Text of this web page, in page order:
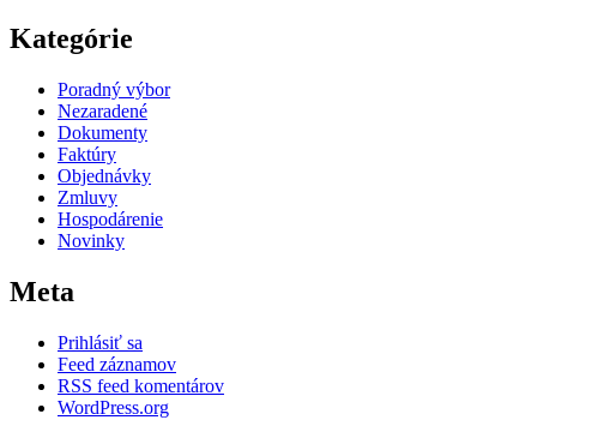
Kategórie
Poradný výbor
Nezaradené
Dokumenty
Faktúry
Objednávky
Zmluvy
Hospodárenie
Novinky
Meta
Prihlásiť sa
Feed záznamov
RSS feed komentárov
WordPress.org